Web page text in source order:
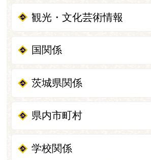
観光・文化芸術情報
国関係
茨城県関係
県内市町村
学校関係